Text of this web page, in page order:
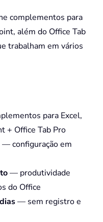
complementos para
além do Office Tab
trabalham em vários
para Excel,
+ Office Tab Pro
— configuração em
— produtividade
do Office
— sem registro e